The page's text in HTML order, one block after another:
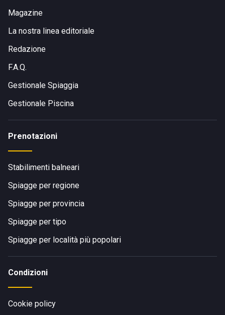
Magazine
La nostra linea editoriale
Redazione
F.A.Q.
Gestionale Spiaggia
Gestionale Piscina
Prenotazioni
Stabilimenti balneari
Spiagge per regione
Spiagge per provincia
Spiagge per tipo
Spiagge per località più popolari
Condizioni
Cookie policy